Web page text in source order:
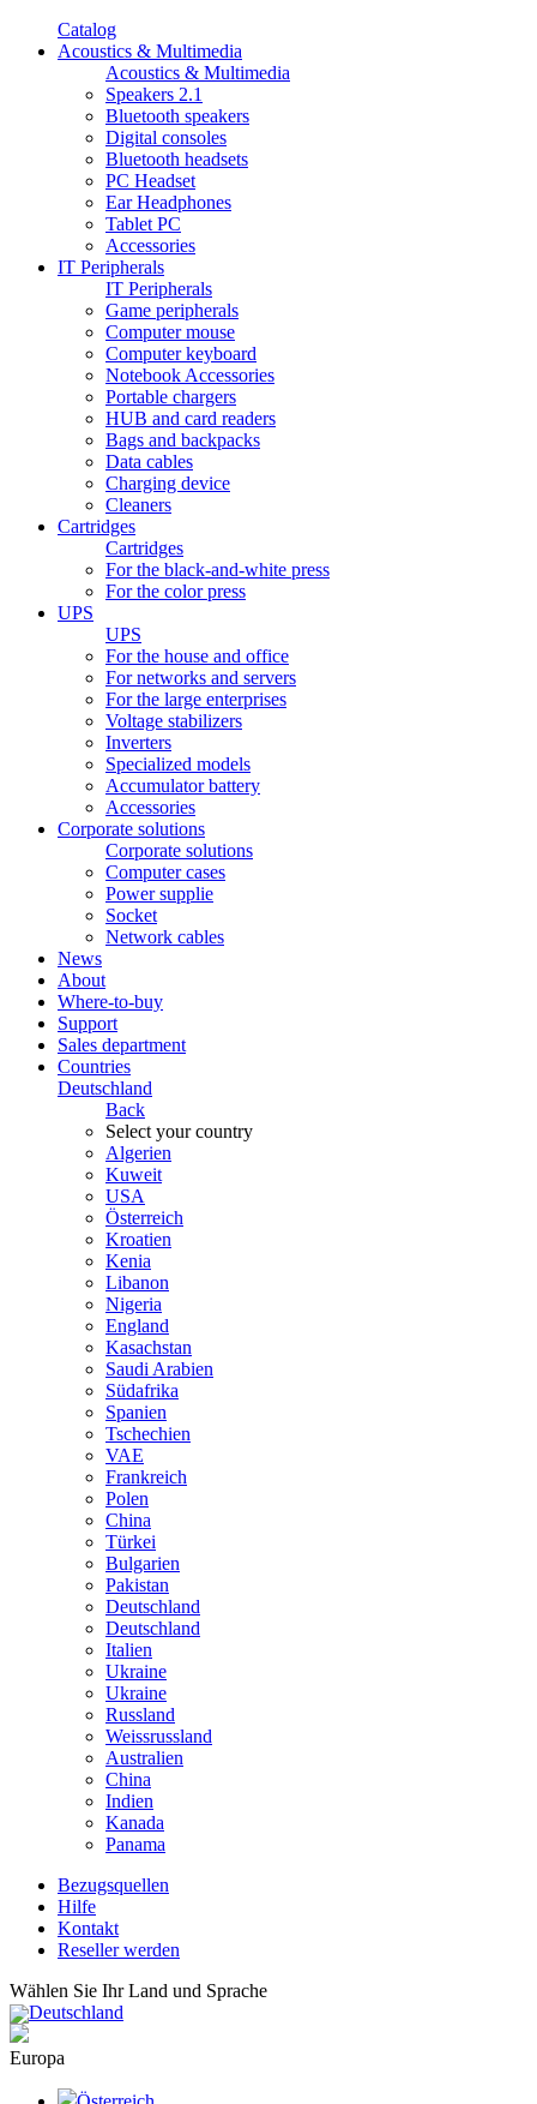
Catalog
Acoustics & Multimedia
Acoustics & Multimedia
Speakers 2.1
Bluetooth speakers
Digital consoles
Bluetooth headsets
PC Headset
Ear Headphones
Tablet PC
Accessories
IT Peripherals
IT Peripherals
Game peripherals
Computer mouse
Computer keyboard
Notebook Accessories
Portable chargers
HUB and card readers
Bags and backpacks
Data cables
Charging device
Cleaners
Cartridges
Cartridges
For the black-and-white press
For the color press
UPS
UPS
For the house and office
For networks and servers
For the large enterprises
Voltage stabilizers
Inverters
Specialized models
Accumulator battery
Accessories
Corporate solutions
Corporate solutions
Computer cases
Power supplie
Socket
Network cables
News
About
Where-to-buy
Support
Sales department
Countries
Deutschland
Back
Select your country
Algerien
Kuweit
USA
Österreich
Kroatien
Kenia
Libanon
Nigeria
England
Kasachstan
Saudi Arabien
Südafrika
Spanien
Tschechien
VAE
Frankreich
Polen
China
Türkei
Bulgarien
Pakistan
Deutschland
Deutschland
Italien
Ukraine
Ukraine
Russland
Weissrussland
Australien
China
Indien
Kanada
Panama
Bezugsquellen
Hilfe
Kontakt
Reseller werden
Wählen Sie Ihr Land und Sprache
Deutschland
Europa